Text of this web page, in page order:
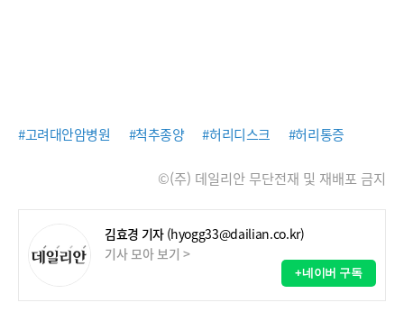
#고려대안암병원 #척추종양 #허리디스크 #허리통증
©(주) 데일리안 무단전재 및 재배포 금지
김효경 기자 (hyogg33@dailian.co.kr)
기사 모아 보기 >
+네이버 구독